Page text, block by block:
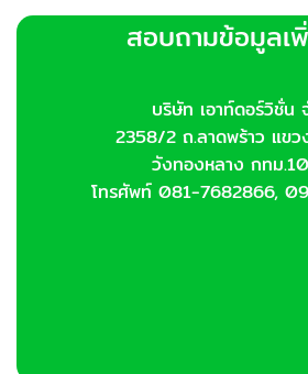
options
may
the
product
page
สอบถามข้อมูลเ
บริษัท เอาท์ดอร์วิชั่น
2358/2 ถ.ลาดพร้าว แข
วังทองหลาง กทม
โทรศัพท์ 081-7682866,